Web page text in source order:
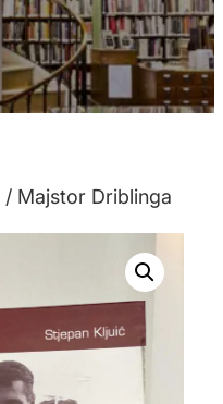
/ Majstor Driblinga